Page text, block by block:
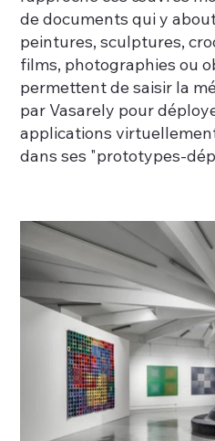
de documents qui y
peintures, sculptures,
films, photographies ou
permettent de saisir la
par Vasarely pour
applications
dans ses "prototypes-